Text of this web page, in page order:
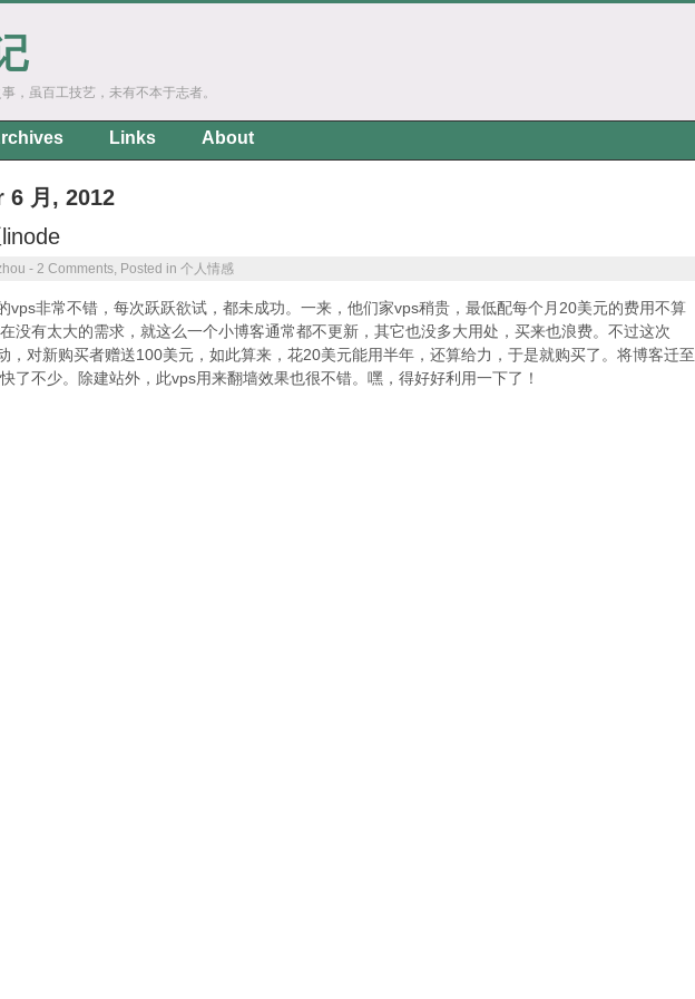
，虽百工技艺，未有不本于志者。
Links About
月, 2012
- 2 Comments, Posted in 个人情感
vps非常不错，每次跃跃欲试，都未成功。一来，他们家vps稍贵，最低配每个月20美元的费用不算
没有太大的需求，就这么一个小博客通常都不更新，其它也没多大用处，买来也浪费。不过这次
，对新购买者赠送100美元，如此算来，花20美元能用半年，还算给力，于是就购买了。将博客迁至
了不少。除建站外，此vps用来翻墙效果也很不错。嘿，得好好利用一下了！